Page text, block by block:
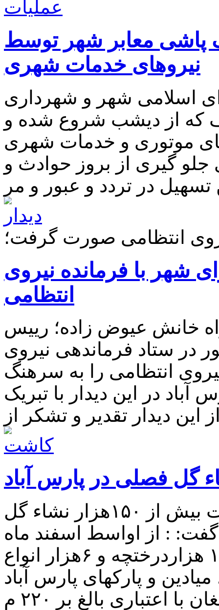
پاشی معابر شهر توسط
نیروهای خدمات شهری
اسلامی شهر و شهرداری
که از دیشب شروع شده و
موتوری و خدمات شهری
جلو گیری از بروز حوادث و
انتظامی صورت گرفت؛
شهر با فرمانده نیروی
انتظامی
خانش عیوض زاده؛ رییس
در ستاد فرماندهی نیروی
انتظامی را به سرهنگ
در این دیدار با تبریک
شهردار پارس آباد مغان از کاشت بیش از ۱۵۰هزار نشاء گل
: از اواسط اسفند ماه
سال ۹۶ تا الان ،۲۵ هزار بوته و ۱۵ هزاردرختچه و ۶هزار انواع
و پارکهای پارس آباد